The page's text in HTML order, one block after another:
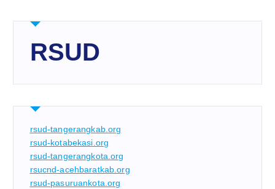
RSUD
rsud-tangerangkab.org
rsud-kotabekasi.org
rsud-tangerangkota.org
rsucnd-acehbaratkab.org
rsud-pasuruankota.org